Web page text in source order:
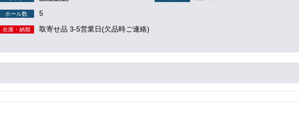
ホール数 5
在庫・納期 取寄せ品 3-5営業日(欠品時ご連絡)